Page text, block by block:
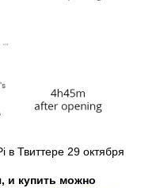
Твиттере 29 октября
и купить можно